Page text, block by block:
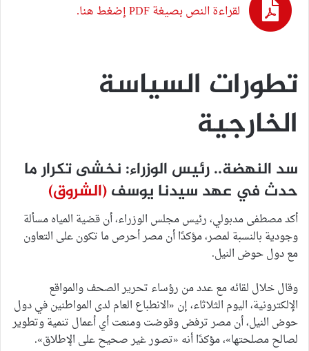
لقراءة النص بصيغة PDF إضغط هنا.
تطورات السياسة
الخارجية
سد النهضة.. رئيس الوزراء: نخشى تكرار ما
حدث في عهد سيدنا يوسف(الشروق)
أكد مصطفى مدبولي، رئيس مجلس الوزراء، أن قضية المياه مسألة
وجودية بالنسبة لمصر، مؤكدًا أن مصر أحرص ما تكون على التعاون
مع دول حوض النيل.
وقال خلال لقائه مع عدد من رؤساء تحرير الصحف والمواقع
الإلكترونية، اليوم الثلاثاء، إن «الانطباع العام لدى المواطنين في دول
حوض النيل، أن مصر ترفض وقوضت ومنعت أي أعمال تنمية وتطوير
لصالح مصلحتها»، مؤكدًا أنه «تصور غير صحيح على الإطلاق».